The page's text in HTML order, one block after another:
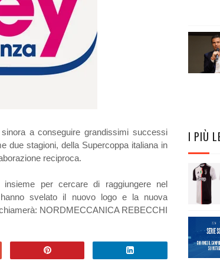
a conseguire grandissimi successi
due stagioni, della Supercoppa italiana in
reciproca.
insieme per cercare di raggiungere nel
svelato il nuovo logo e la nuova
NORDMECCANICA REBECCHI
I PIÙ